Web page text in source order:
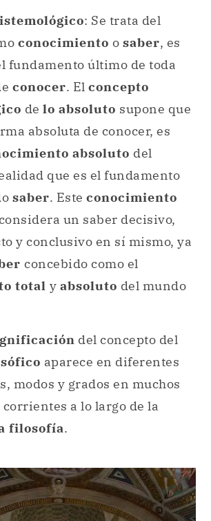
: Se trata del
conocimiento o saber, es
fundamento último de toda
conocer. El concepto
de lo absoluto supone que
absoluta de conocer, es
absoluto del
que es el fundamento
saber. Este conocimiento
un saber decisivo,
y conclusivo en sí mismo, ya
concebido como el
total y absoluto del mundo
del concepto del
aparece en diferentes
modos y grados en muchos
a lo largo de la
filosofía.